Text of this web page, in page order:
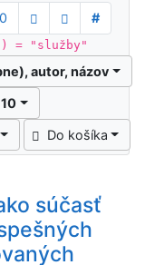
#
= "služby"
autor, názov
10
Do košíka
súčasť